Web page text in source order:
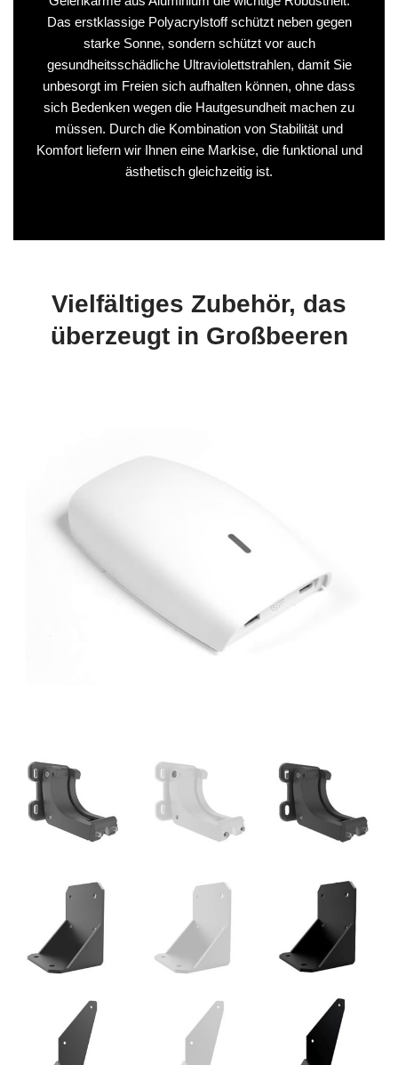
Das erstklassige Polyacrylstoff schützt neben gegen
starke Sonne, sondern schützt vor auch
gesundheitsschädliche Ultraviolettstrahlen, damit Sie
unbesorgt im Freien sich aufhalten können, ohne dass
sich Bedenken wegen die Hautgesundheit machen zu
müssen. Durch die Kombination von Stabilität und
Komfort liefern wir Ihnen eine Markise, die funktional und
ästhetisch gleichzeitig ist.
Vielfältiges Zubehör, das
überzeugt in Großbeeren